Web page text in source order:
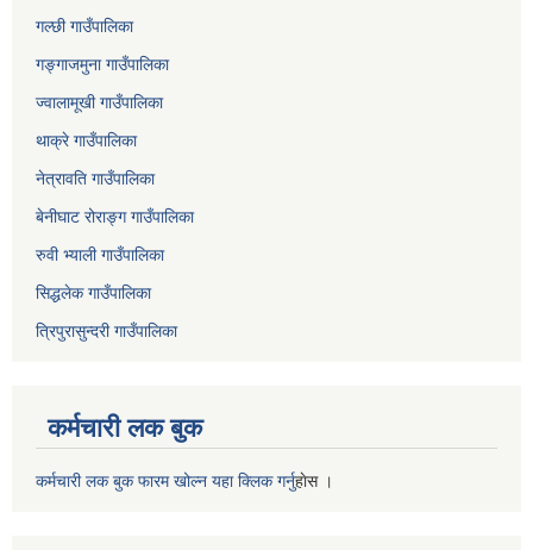
गल्छी गाउँपालिका
गङ्गाजमुना गाउँपालिका
ज्वालामूखी गाउँपालिका
थाक्रे गाउँपालिका
नेत्रावति गाउँपालिका
बेनीघाट रोराङ्ग गाउँपालिका
रुवी भ्याली गाउँपालिका
सिद्धलेक गाउँपालिका
त्रिपुरासुन्दरी गाउँपालिका
कर्मचारी लक बुक
कर्मचारी लक बुक फारम खोल्न यहा क्लिक गर्नुहाेस ।